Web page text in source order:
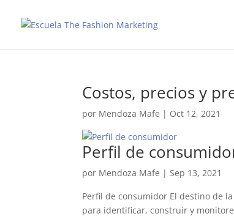
Costos, precios y
por Mendoza Mafe | Oct 12, 2021
Perfil de
por Mendoza Mafe |Sep 13, 2021
Perfil de consumidor El destino de
para identificar, construir y